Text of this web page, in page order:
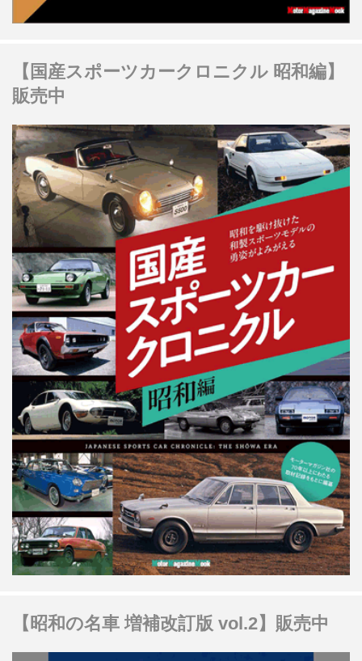
【国産スポーツカークロニクル 昭和編】
販売中
【昭和の名車 増補改訂版 vol.2】販売中